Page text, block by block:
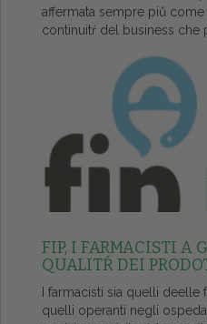
affermata sempre piů come
continuitŕ del business che
FIP, I FARMACISTI A
QUALITŔ DEI
I farmacisti sia quelli
quelli operanti negli